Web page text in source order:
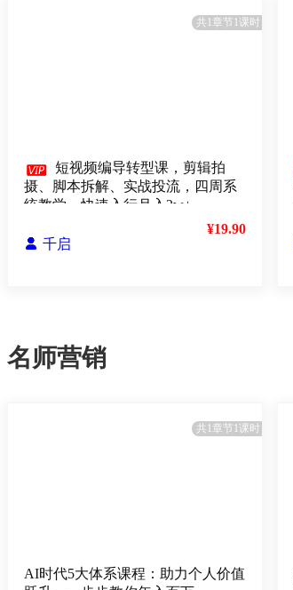
共1章节1课时
 短视频编导转型课，剪辑拍
摄、脚本拆解、实战投流，四周系
统教学，快速入行月入2w+
 千启
¥19.90
名师营销
共1章节1课时
AI时代5大体系课程：助力个人价值